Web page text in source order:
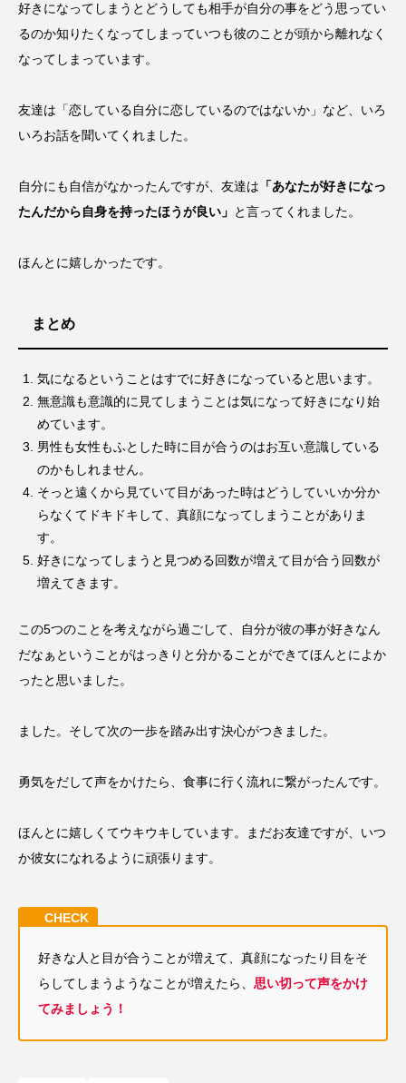
好きになってしまうとどうしても相手が自分の事をどう思ってい
るのか知りたくなってしまっていつも彼のことが頭から離れなく
なってしまっています。
友達は「恋している自分に恋しているのではないか」など、いろ
いろお話を聞いてくれました。
自分にも自信がなかったんですが、友達は 「あなたが好きになっ
たんだから自身を持ったほうが良い」 と言ってくれました。
ほんとに嬉しかったです。
まとめ
気になるということはすでに好きになっていると思います。
無意識も意識的に見てしまうことは気になって好きになり始
めています。
男性も女性もふとした時に目が合うのはお互い意識している
のかもしれません。
そっと遠くから見ていて目があった時はどうしていいか分か
らなくてドキドキして、真顔になってしまうことがありま
す。
好きになってしまうと見つめる回数が増えて目が合う回数が
増えてきます。
この5つのことを考えながら過ごして、自分が彼の事が好きなん
だなぁということがはっきりと分かることができてほんとによか
ったと思いました。
ました。そして次の一歩を踏み出す決心がつきました。
勇気をだして声をかけたら、食事に行く流れに繋がったんです。
ほんとに嬉しくてウキウキしています。まだお友達ですが、いつ
か彼女になれるように頑張ります。
好きな人と目が合うことが増えて、真顔になったり目をそ
らしてしまうようなことが増えたら、 思い切って声をかけ
てみましょう！